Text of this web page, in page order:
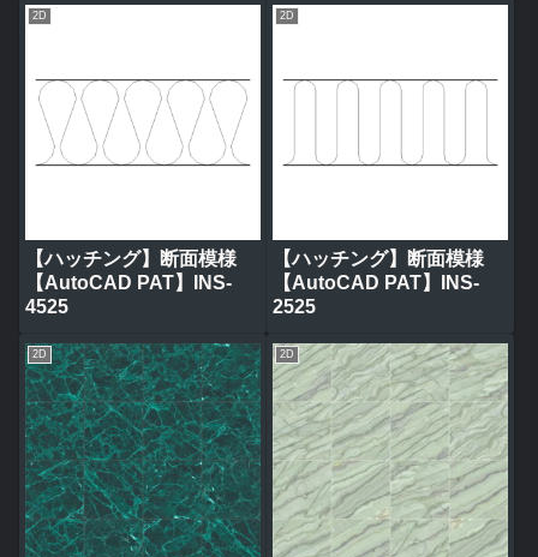
2D
【ハッチング】断面模様
【AutoCAD PAT】INS-
4525
2D
【ハッチング】断面模様
【AutoCAD PAT】INS-
2525
2D 2D